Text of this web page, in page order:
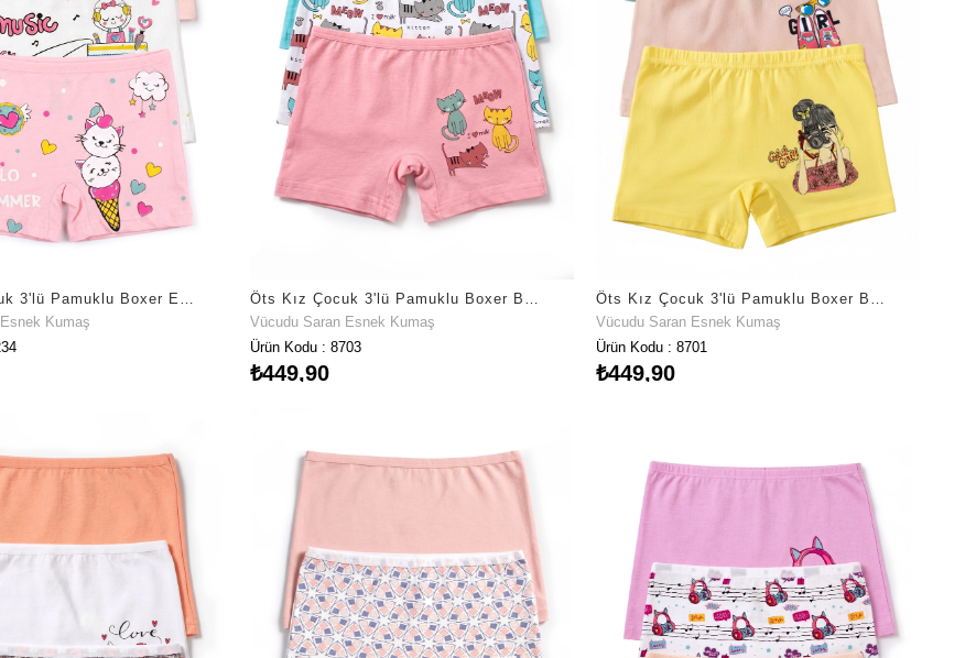
Kumaş
Vücudu Saran Esnek Kumaş
Ürün Kodu : 8703
₺449,90
Vücudu Saran Esnek Kumaş
Ürün Kodu : 8701
₺449,90